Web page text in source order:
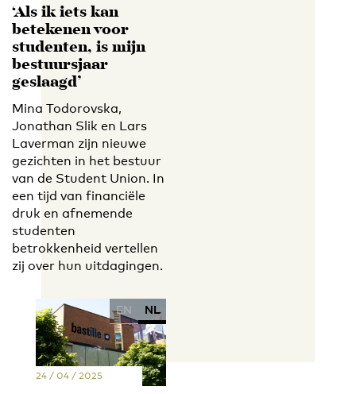
‘Als ik iets kan
betekenen voor
studenten, is mijn
bestuursjaar
geslaagd’
Mina Todorovska,
Jonathan Slik en Lars
Laverman zijn nieuwe
gezichten in het bestuur
van de Student Union. In
een tijd van financiële
druk en afnemende
studenten
betrokkenheid vertellen
zij over hun uitdagingen.
EN NL
24 / 04 / 2025